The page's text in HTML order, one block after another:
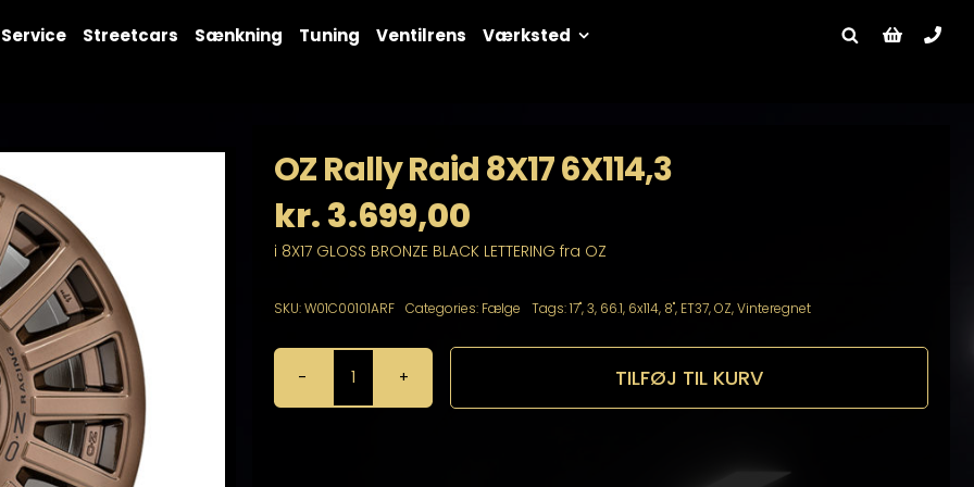
Service Streetcars Sænkning Tuning Ventilrens Værksted
OZ Rally Raid 8X17 6X114,3
kr.3.699,00
i 8X17 GLOSS BRONZE BLACK LETTERING fra OZ
SKU:W01C00101ARF Categories: Fælge Tags:17",3, 66.1, 6x114, 8", ET37,OZ,Vinteregnet
OZ
Rally
TILFØJ TIL KURV